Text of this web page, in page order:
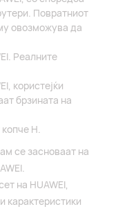
Повратниот
овозможува да
Реалните
користејќи
брзината на
H.
се засноваат на
на HUAWEI,
карактеристики